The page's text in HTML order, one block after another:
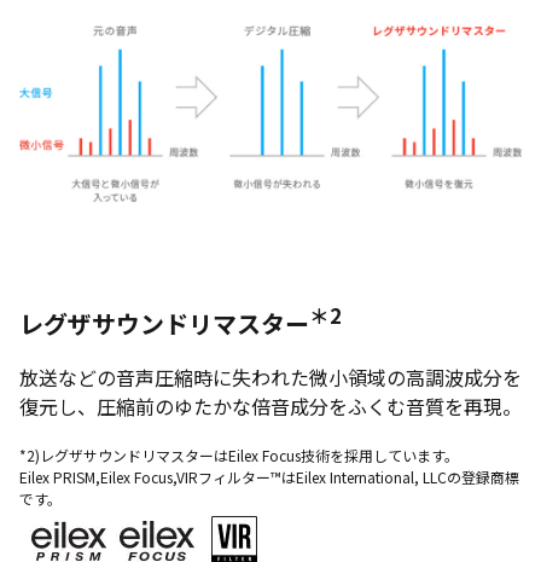
レグザサウンドリマスター＊2
放送などの音声圧縮時に失われた微小領域の高調波成分を
復元し、圧縮前のゆたかな倍音成分をふくむ音質を再現。
*2)レグザサウンドリマスターはEilex Focus技術を採用しています。
Eilex PRISM,Eilex Focus,VIRフィルター™はEilex International, LLCの登録商標
です。